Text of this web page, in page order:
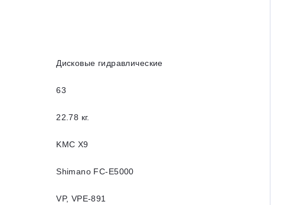
Дисковые гидравлические
63
22.78 кг.
KMC X9
Shimano FC-E5000
VP, VPE-891